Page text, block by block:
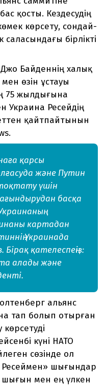
қосты. Кездесудің
көрсету, сондай-
саласындағы бірлікті
Байденнің халық
өзін ұстауы
75 жылдығына
Украина Ресейдің
қайтпайтынын
қарсы
және Путин
үшін
басқа
картадан
Украинада
қателеспеңіз:
алады және
альянс
тап болып отырған
күні НАТО
сөзінде ол
Ресеймен» шығындар
мен ең үлкен